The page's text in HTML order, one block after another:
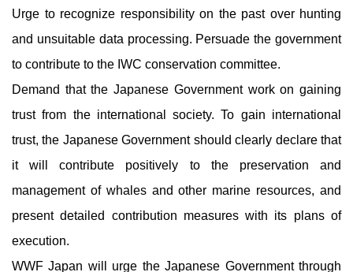
Urge to recognize responsibility on the past over hunting
and unsuitable data processing. Persuade the government
to contribute to the IWC conservation committee.
Demand that the Japanese Government work on gaining
trust from the international society. To gain international
trust, the Japanese Government should clearly declare that
it will contribute positively to the preservation and
management of whales and other marine resources, and
present detailed contribution measures with its plans of
execution.
WWF Japan will urge the Japanese Government through